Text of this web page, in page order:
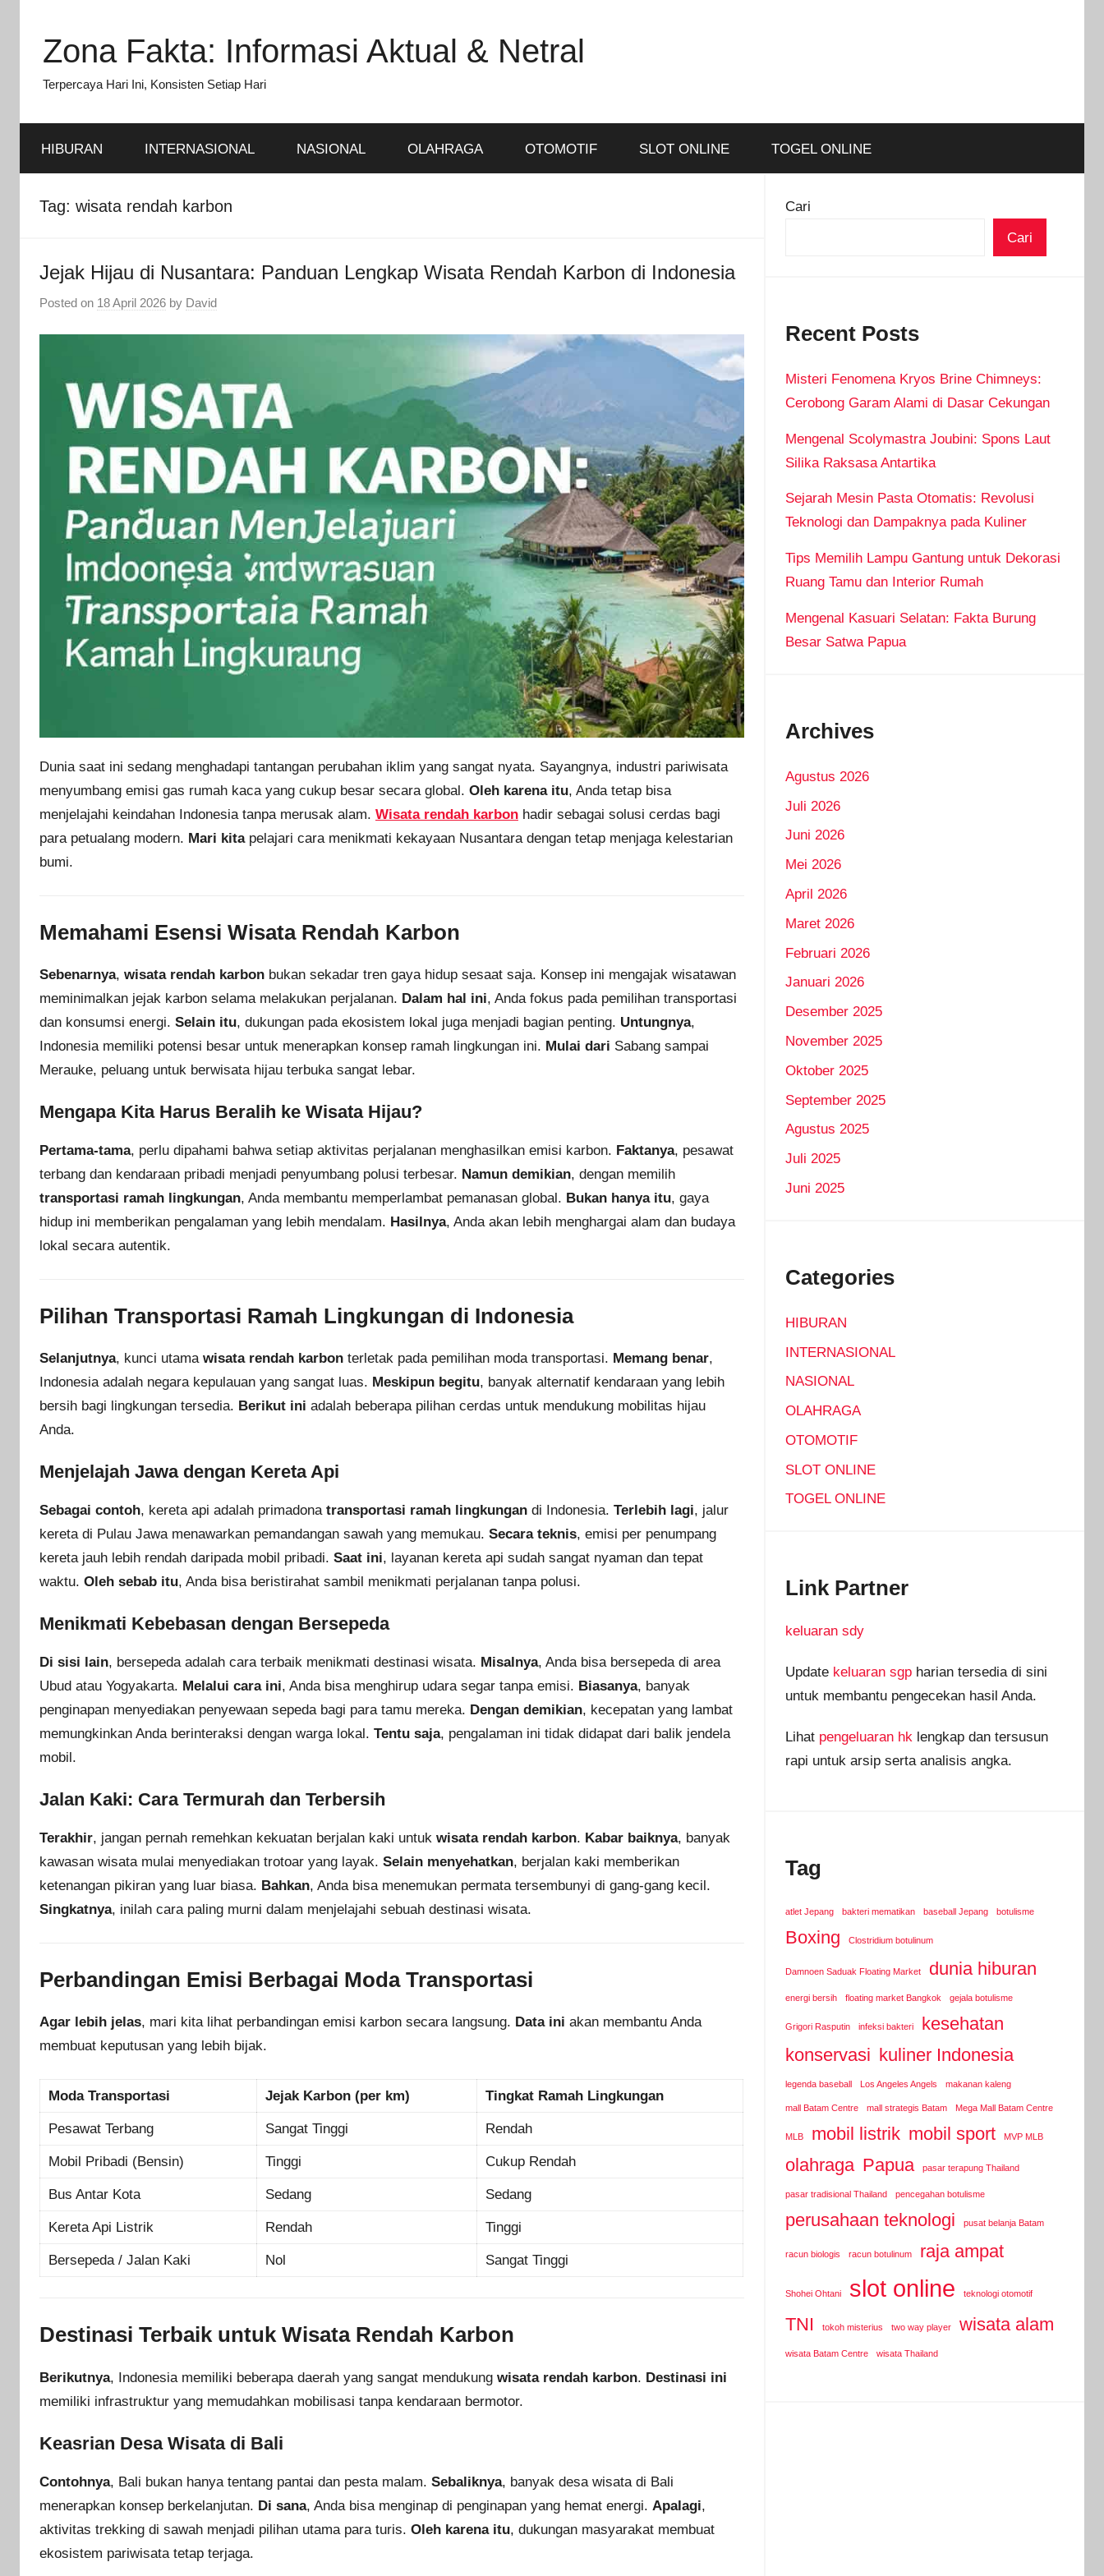
content
Zona Fakta: Informasi Aktual & Netral
Terpercaya Hari Ini, Konsisten Setiap Hari
HIBURAN INTERNASIONAL NASIONAL OLAHRAGA OTOMOTIF SLOT ONLINE TOGEL ONLINE
Tag: wisata rendah karbon
Jejak Hijau di Nusantara: Panduan Lengkap Wisata Rendah Karbon di Indonesia
Posted on 18 April 2026 by David
Dunia saat ini sedang menghadapi tantangan perubahan iklim yang sangat nyata. Sayangnya, industri pariwisata
menyumbang emisi gas rumah kaca yang cukup besar secara global. Oleh karena itu, Anda tetap bisa
menjelajahi keindahan Indonesia tanpa merusak alam. Wisata rendah karbon hadir sebagai solusi cerdas bagi
para petualang modern. Mari kitapelajari cara menikmati kekayaan Nusantara dengan tetap menjaga kelestarian
bumi.
Memahami Esensi Wisata Rendah Karbon
Sebenarnya, wisata rendah karbon bukan sekadar tren gaya hidup sesaat saja. Konsep ini mengajak wisatawan
meminimalkan jejak karbon selama melakukan perjalanan. Dalam hal ini, Anda fokus pada pemilihan transportasi
dan konsumsi energi. Selain itu, dukungan pada ekosistem lokal juga menjadi bagian penting. Untungnya,
Indonesia memiliki potensi besar untuk menerapkan konsep ramah lingkungan ini. Mulai dari Sabang sampai
Merauke, peluang untuk berwisata hijau terbuka sangat lebar.
Mengapa Kita Harus Beralih ke Wisata Hijau?
Pertama-tama, perlu dipahami bahwa setiap aktivitas perjalanan menghasilkan emisi karbon. Faktanya, pesawat
terbang dan kendaraan pribadi menjadi penyumbang polusi terbesar. Namun demikian, dengan memilih
transportasi ramah lingkungan, Anda membantu memperlambat pemanasan global. Bukan hanya itu, gaya
hidup ini memberikan pengalaman yang lebih mendalam. Hasilnya, Anda akan lebih menghargai alam dan budaya
lokal secara autentik.
Pilihan Transportasi Ramah Lingkungan di Indonesia
Selanjutnya, kunci utama wisata rendah karbon terletak pada pemilihan moda transportasi. Memang benar,
Indonesia adalah negara kepulauan yang sangat luas. Meskipun begitu, banyak alternatif kendaraan yang lebih
bersih bagi lingkungan tersedia. Berikut ini adalah beberapa pilihan cerdas untuk mendukung mobilitas hijau
Anda.
Menjelajah Jawa dengan Kereta Api
Sebagai contoh, kereta api adalah primadona transportasi ramah lingkungan di Indonesia. Terlebih lagi, jalur
kereta di Pulau Jawa menawarkan pemandangan sawah yang memukau. Secara teknis, emisi per penumpang
kereta jauh lebih rendah daripada mobil pribadi. Saat ini, layanan kereta api sudah sangat nyaman dan tepat
waktu. Oleh sebab itu, Anda bisa beristirahat sambil menikmati perjalanan tanpa polusi.
Menikmati Kebebasan dengan Bersepeda
Di sisi lain, bersepeda adalah cara terbaik menikmati destinasi wisata. Misalnya, Anda bisa bersepeda di area
Ubud atau Yogyakarta. Melalui cara ini, Anda bisa menghirup udara segar tanpa emisi. Biasanya, banyak
penginapan menyediakan penyewaan sepeda bagi para tamu mereka. Dengan demikian, kecepatan yang lambat
memungkinkan Anda berinteraksi dengan warga lokal. Tentu saja, pengalaman ini tidak didapat dari balik jendela
mobil.
Jalan Kaki: Cara Termurah dan Terbersih
Terakhir, jangan pernah remehkan kekuatan berjalan kaki untuk wisata rendah karbon. Kabar baiknya, banyak
kawasan wisata mulai menyediakan trotoar yang layak. Selain menyehatkan, berjalan kaki memberikan
ketenangan pikiran yang luar biasa. Bahkan, Anda bisa menemukan permata tersembunyi di gang-gang kecil.
Singkatnya, inilah cara paling murni dalam menjelajahi sebuah destinasi wisata.
Perbandingan Emisi Berbagai Moda Transportasi
Agar lebih jelas, mari kita lihat perbandingan emisi karbon secara langsung. Data ini akan membantu Anda
membuat keputusan yang lebih bijak.
Moda Transportasi Jejak Karbon (per km) Tingkat Ramah Lingkungan
Pesawat Terbang Sangat Tinggi Rendah
Mobil Pribadi (Bensin) Tinggi Cukup Rendah
Bus Antar Kota Sedang Sedang
Kereta Api Listrik Rendah Tinggi
Bersepeda / Jalan Kaki Nol Sangat Tinggi
Destinasi Terbaik untuk Wisata Rendah Karbon
Berikutnya, Indonesia memiliki beberapa daerah yang sangat mendukung wisata rendah karbon. Destinasi ini
memiliki infrastruktur yang memudahkan mobilisasi tanpa kendaraan bermotor.
Keasrian Desa Wisata di Bali
Contohnya, Bali bukan hanya tentang pantai dan pesta malam. Sebaliknya, banyak desa wisata di Bali
menerapkan konsep berkelanjutan. Di sana, Anda bisa menginap di penginapan yang hemat energi. Apalagi,
aktivitas trekking di sawah menjadi pilihan utama para turis. Oleh karena itu, dukungan masyarakat membuat
ekosistem pariwisata tetap terjaga.
Cari
Cari
Recent Posts
Misteri Fenomena Kryos Brine Chimneys:
Cerobong Garam Alami di Dasar Cekungan
Mengenal Scolymastra Joubini: Spons Laut
Silika Raksasa Antartika
Sejarah Mesin Pasta Otomatis: Revolusi
Teknologi dan Dampaknya pada Kuliner
Tips Memilih Lampu Gantung untuk Dekorasi
Ruang Tamu dan Interior Rumah
Mengenal Kasuari Selatan: Fakta Burung
Besar Satwa Papua
Archives
Agustus 2026
Juli 2026
Juni 2026
Mei 2026
April 2026
Maret 2026
Februari 2026
Januari 2026
Desember 2025
November 2025
Oktober 2025
September 2025
Agustus 2025
Juli 2025
Juni 2025
Categories
HIBURAN
INTERNASIONAL
NASIONAL
OLAHRAGA
OTOMOTIF
SLOT ONLINE
TOGEL ONLINE
Link Partner
keluaran sdy
Update keluaran sgpharian tersedia di sini
untuk membantu pengecekan hasil Anda.
Lihat pengeluaran hklengkap dan tersusun
rapi untuk arsip serta analisis angka.
Tag
atlet Jepang bakteri mematikan baseball Jepang botulisme
Boxing Clostridium botulinum
Damnoen Saduak Floating Market dunia hiburan
energi bersih floating market Bangkok gejala botulisme
Grigori Rasputin infeksi bakteri
kesehatan
konservasi kuliner Indonesia
legenda baseball Los Angeles Angels makanan kaleng
mall Batam Centre mall strategis Batam Mega Mall Batam Centre
MLB mobil listrik mobil sport MVP MLB
olahraga Papua pasar terapung Thailand
pasar tradisional Thailand pencegahan botulisme
perusahaan teknologi pusat belanja Batam
racun biologis racun botulinum raja ampat
Shohei Ohtani slot online teknologi otomotif
TNI tokoh misterius two way player wisata alam
wisata Batam Centre wisata Thailand